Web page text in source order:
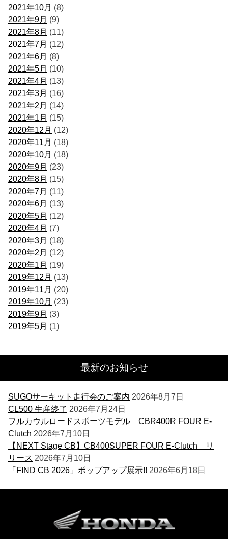
2021年10月 (8)
2021年9月 (9)
2021年8月 (11)
2021年7月 (12)
2021年6月 (8)
2021年5月 (10)
2021年4月 (13)
2021年3月 (16)
2021年2月 (14)
2021年1月 (15)
2020年12月 (12)
2020年11月 (18)
2020年10月 (18)
2020年9月 (23)
2020年8月 (15)
2020年7月 (11)
2020年6月 (13)
2020年5月 (12)
2020年4月 (7)
2020年3月 (18)
2020年2月 (12)
2020年1月 (19)
2019年12月 (13)
2019年11月 (20)
2019年10月 (23)
2019年9月 (3)
2019年5月 (1)
最新のお知らせ
SUGOサーキット走行会のご案内 2026年8月7日
CL500 生産終了 2026年7月24日
フルカウルロードスポーツモデル CBR400R FOUR E-
Clutch 2026年7月10日
【NEXT Stage CB】CB400SUPER FOUR E-Clutch リ
リース 2026年7月10日
「FIND CB 2026」ポップアップ展示!! 2026年6月18日